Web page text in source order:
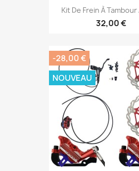
Kit De Frein À Tambour
32,00 €
-28,00 €
NOUVEAU